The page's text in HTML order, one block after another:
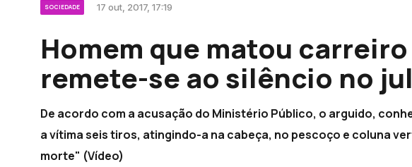
SOCIEDADE 17 out, 2017, 17:19
Homem que matou
remete-se ao silêncio no
De acordo com a acusação do Ministério Público, o arguido,
a vítima seis tiros, atingindo-a na cabeça, no pescoço e coluna
morte" (Vídeo)